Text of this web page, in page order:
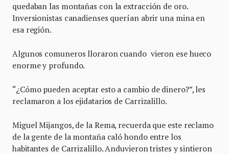
quedaban las montañas con la extracción de oro.
Inversionistas canadienses querían abrir una mina en
esa región.
Algunos comuneros lloraron cuando vieron ese hueco
enorme y profundo.
“¿Cómo pueden aceptar esto a cambio de dinero?”, les
reclamaron a los ejidatarios de Carrizalillo.
Miguel Mijangos, de la Rema, recuerda que este reclamo
de la gente de la montaña caló hondo entre los
habitantes de Carrizalillo. Anduvieron tristes y sintieron